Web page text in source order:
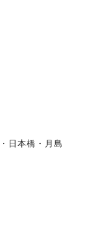
日本橋・月島